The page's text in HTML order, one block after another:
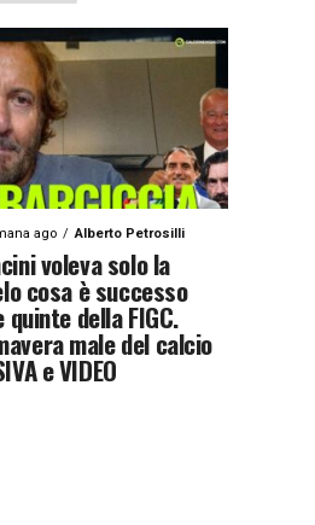
ago Alberto Petrosilli
voleva solo la
cosa è successo
della FIGC.
male del calcio
e VIDEO